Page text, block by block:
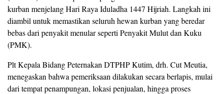
kurban menjelang Hari Raya Iduladha 1447 Hijriah. Langkah ini
diambil untuk memastikan seluruh hewan kurban yang beredar
bebas dari penyakit menular seperti Penyakit Mulut dan Kuku
(PMK).
Plt Kepala Bidang Peternakan DTPHP Kutim, drh. Cut Meutia,
menegaskan bahwa pemeriksaan dilakukan secara berlapis, mulai
dari tempat penampungan, lokasi penjualan, hingga proses